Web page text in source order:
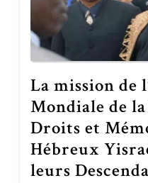
La mission de
Mondiale de
Droits et
Hébreux
leurs